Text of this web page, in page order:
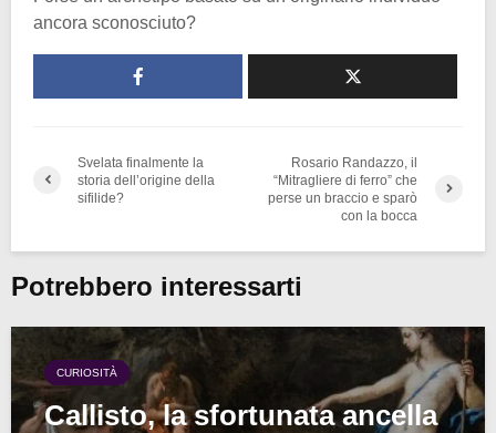
ancora sconosciuto?
Svelata finalmente la
storia dell’origine della
sifilide?
Rosario Randazzo, il
“Mitragliere di ferro” che
perse un braccio e sparò
con la bocca
Potrebbero interessarti
CURIOSITÀ
Callisto, la sfortunata ancella